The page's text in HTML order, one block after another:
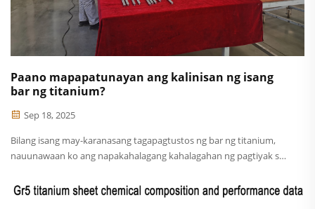
Paano mapapatunayan ang kalinisan ng isang
bar ng titanium?
Sep 18, 2025
Bilang isang may-karanasang tagapagtustos ng bar ng titanium,
nauunawaan ko ang napakahalagang kahalagahan ng pagtiyak sa
manghang metal na kilala sa mataas na lakas nito, mababang
densidad, at mahusay na paglaban sa korosyon, kaya ito ay